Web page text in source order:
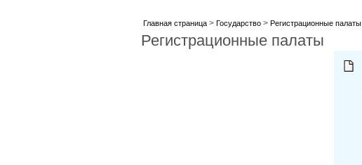
Главная страница> Государство> Регистрационные палаты
Регистрационные палаты